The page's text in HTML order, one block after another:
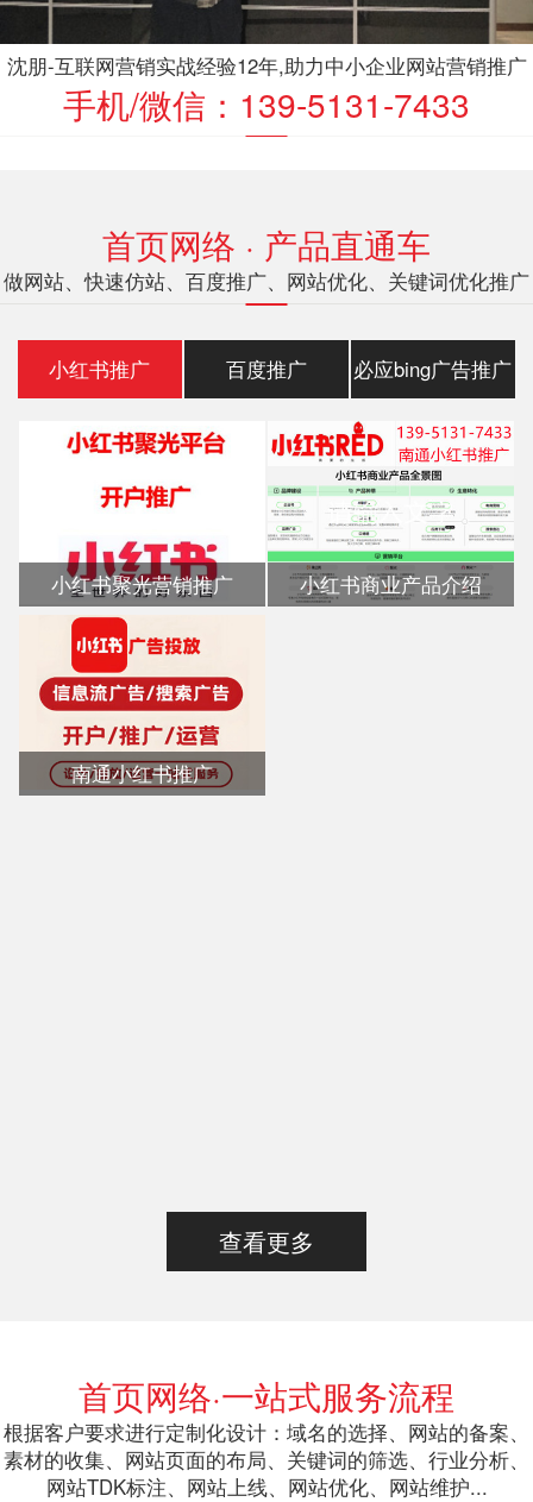
沈朋-互联网营销实战经验12年,助力中小企业网站营销推广
手机/微信：139-5131-7433
首页网络 · 产品直通车
做网站、快速仿站、百度推广、网站优化、关键词优化推广
小红书推广 百度推广 必应bing广告推广
小红书聚光营销推广 小红书商业产品介绍
南通小红书推广
查看更多
首页网络·一站式服务流程
根据客户要求进行定制化设计：域名的选择、网站的备案、
素材的收集、网站页面的布局、关键词的筛选、行业分析、
网站TDK标注、网站上线、网站优化、网站维护...